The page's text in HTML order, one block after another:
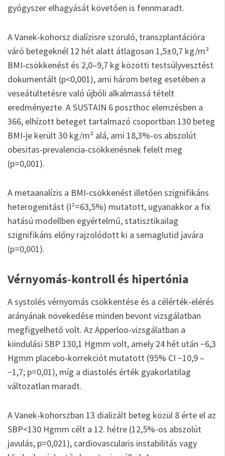
gyógyszer elhagyását követően is fennmaradt.
A Vanek‑kohorsz dialízisre szoruló, transzplantációra
váró betegeknél 12 hét alatt átlagosan 1,5±0,7 kg/m²
BMI‑csökkenést és 2,0–9,7 kg közötti testsúlyvesztést
dokumentált (p<0,001), ami három beteg esetében a
veseátültetésre való újbóli alkalmassá tételt
eredményezte. A SUSTAIN 6 poszthoc elemzésben a
366, elhízott beteget tartalmazó csoportban 130 beteg
BMI‑je került 30 kg/m² alá, ami 18,3%-os abszolút
obesitas‑prevalencia‑csökkenésnek felelt meg
(p=0,001).
A metaanalízis a BMI‑csökkenést illetően szignifikáns
heterogenitást (I²=63,5%) mutatott, ugyanakkor a fix
hatású modellben egyértelmű, statisztikailag
szignifikáns előny rajzolódott ki a semaglutid javára
(p=0,001).
Vérnyomás‑kontroll és hipertónia
A systolés vérnyomás csökkentése és a célérték‑elérés
arányának növekedése minden bevont vizsgálatban
megfigyelhető volt. Az Apperloo‑vizsgálatban a
kiindulási SBP 130,1 Hgmm volt, amely 24 hét után −6,3
Hgmm placebo‑korrekciót mutatott (95% CI −10,9 –
−1,7; p=0,01), míg a diastolés érték gyakorlatilag
változatlan maradt.
A Vanek‑kohorszban 13 dializált beteg közül 8 érte el az
SBP<130 Hgmm célt a 12. hétre (12,5%-os abszolút
javulás, p=0,021), cardiovascularis instabilitás vagy